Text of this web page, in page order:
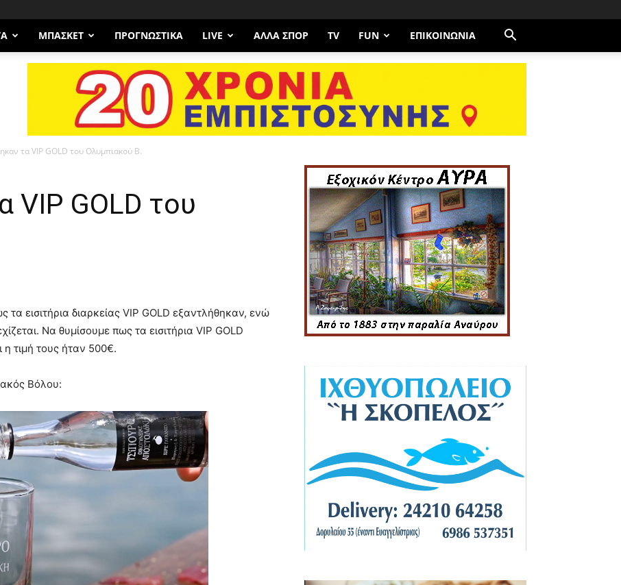
ΜΠΆΣΚΕΤ ΠΡΟΓΝΩΣΤΙΚΑ LIVE ΆΛΛΑ ΣΠΟΡ TV FUN ΕΠΙΚΟΙΝΩΝΊΑ
τα VIP GOLD του Ολυμπιακού Β.
VIP GOLD του
εισιτήρια διαρκείας VIP GOLD εξαντλήθηκαν, ενώ
Να θυμίσουμε πως τα εισιτήρια VIP GOLD
η τιμή τους ήταν 500€.
Βόλου: